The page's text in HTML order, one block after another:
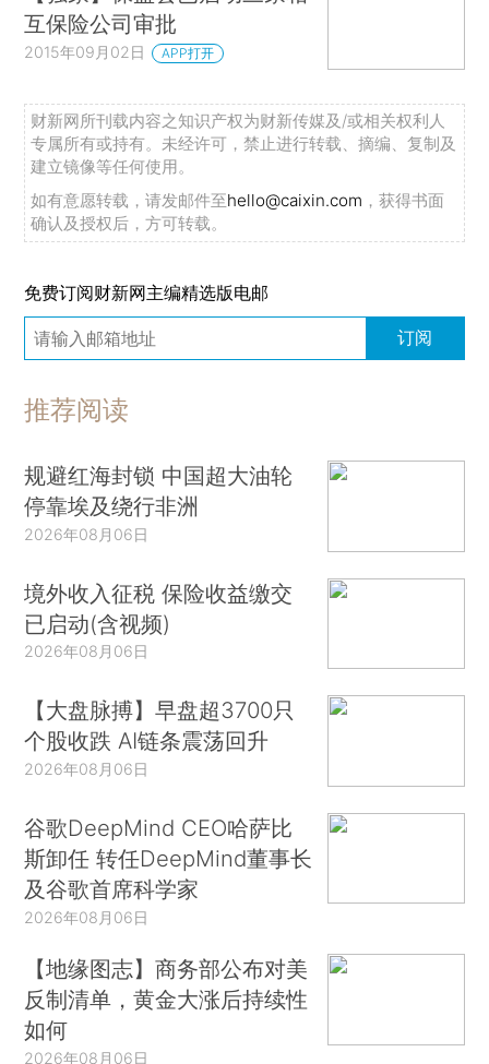
互保险公司审批
2015年09月02日 APP打开
财新网所刊载内容之知识产权为财新传媒及/或相关权利人
专属所有或持有。未经许可，禁止进行转载、摘编、复制及
建立镜像等任何使用。
如有意愿转载，请发邮件至hello@caixin.com ，获得书面
确认及授权后，方可转载。
免费订阅财新网主编精选版电邮
订阅
推荐阅读
规避红海封锁 中国超大油轮
停靠埃及绕行非洲
2026年08月06日
境外收入征税 保险收益缴交
已启动(含视频)
2026年08月06日
【大盘脉搏】早盘超3700只
个股收跌 AI链条震荡回升
2026年08月06日
谷歌DeepMind CEO哈萨比
斯卸任 转任DeepMind董事长
及谷歌首席科学家
2026年08月06日
【地缘图志】商务部公布对美
反制清单，黄金大涨后持续性
如何
2026年08月06日